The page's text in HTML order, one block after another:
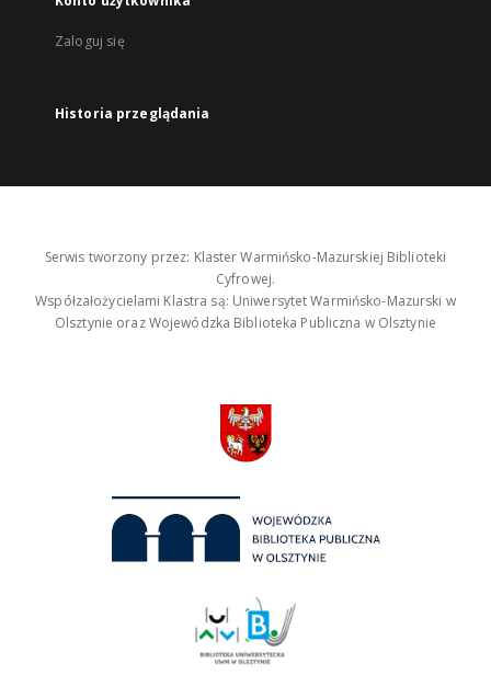
Zaloguj się
Historia przeglądania
Serwis tworzony przez: Klaster Warmińsko-Mazurskiej Biblioteki
Cyfrowej.
Współzałożycielami Klastra są: Uniwersytet Warmińsko-Mazurski w
Olsztynie oraz Wojewódzka Biblioteka Publiczna w Olsztynie